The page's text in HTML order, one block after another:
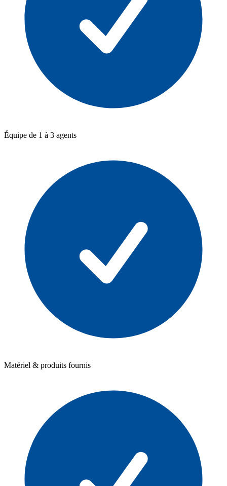
Équipe de 1 à 3 agents
Matériel & produits fournis